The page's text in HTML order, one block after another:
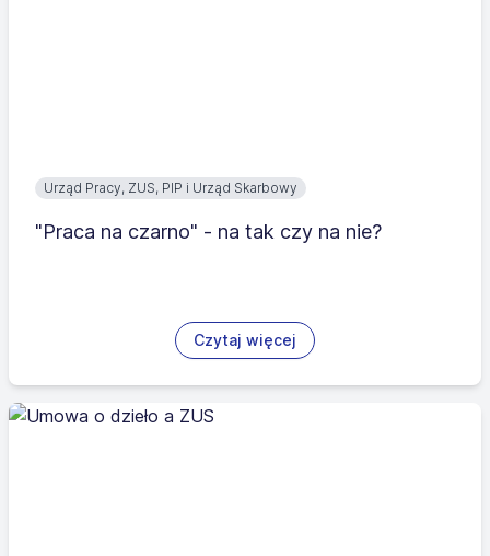
Urząd Pracy, ZUS, PIP i Urząd Skarbowy
"Praca na czarno" - na tak czy na nie?
Czytaj więcej